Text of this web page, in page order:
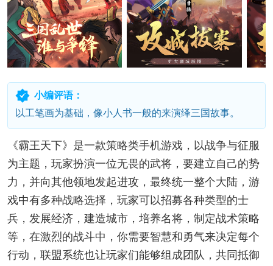
小编评语：
以工笔画为基础，像小人书一般的来演绎三国故事。
《霸王天下》是一款策略类手机游戏，以战争与征服
为主题，玩家扮演一位无畏的武将，要建立自己的势
力，并向其他领地发起进攻，最终统一整个大陆，游
戏中有多种战略选择，玩家可以招募各种类型的士
兵，发展经济，建造城市，培养名将，制定战术策略
等，在激烈的战斗中，你需要智慧和勇气来决定每个
行动，联盟系统也让玩家们能够组成团队，共同抵御